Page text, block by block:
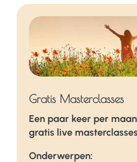
Gratis Masterclasses
Een paar keer per
gratis live
Onderwerpen: